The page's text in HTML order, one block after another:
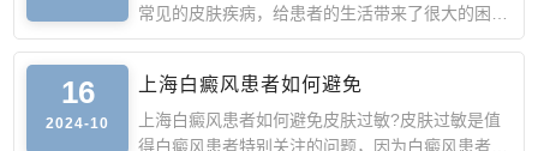
常见的皮肤疾病，给患者的生活带来了很大的困
扰。除去积极的治疗
16
2024-10
上海白癜风患者如何避免
上海白癜风患者如何避免皮肤过敏?皮肤过敏是值
得白癜风患者特别关注的问题，因为白癜风患者的